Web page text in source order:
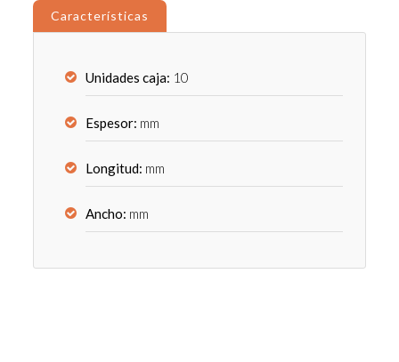
Características
Unidades caja: 10
Espesor: mm
Longitud: mm
Ancho: mm